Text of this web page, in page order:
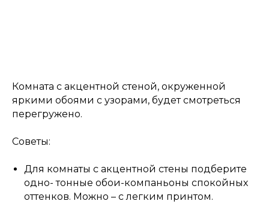
Комната с акцентной стеной, окруженной
яркими обоями с узорами, будет смотреться
перегружено.
Советы:
Для комнаты с акцентной стены подберите
одно- тонные обои-компаньоны спокойных
оттенков. Можно – с легким принтом.